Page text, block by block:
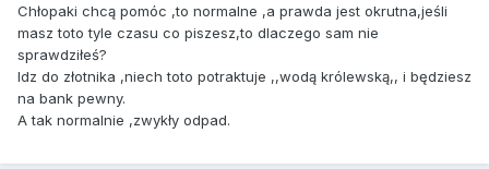
Chłopaki chcą pomóc ,to normalne ,a prawda jest okrutna,jeśli
masz toto tyle czasu co piszesz,to dlaczego sam nie
sprawdziłeś?
Idz do złotnika ,niech toto potraktuje ,,wodą królewską,, i będziesz
na bank pewny.
A tak normalnie ,zwykły odpad.